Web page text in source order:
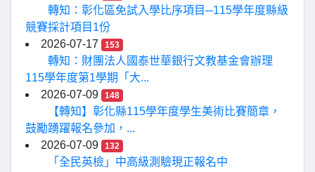
轉知：彰化區免試入學比序項目─115學年度縣級
競賽採計項目1份
2026-07-17
153
轉知：財團法人國泰世華銀行文教基金會辦理
115學年度第1學期「大...
2026-07-09
148
【轉知】彰化縣115學年度學生美術比賽簡章，
鼓勵踴躍報名參加，...
2026-07-09
132
「全民英檢」中高級測驗現正報名中